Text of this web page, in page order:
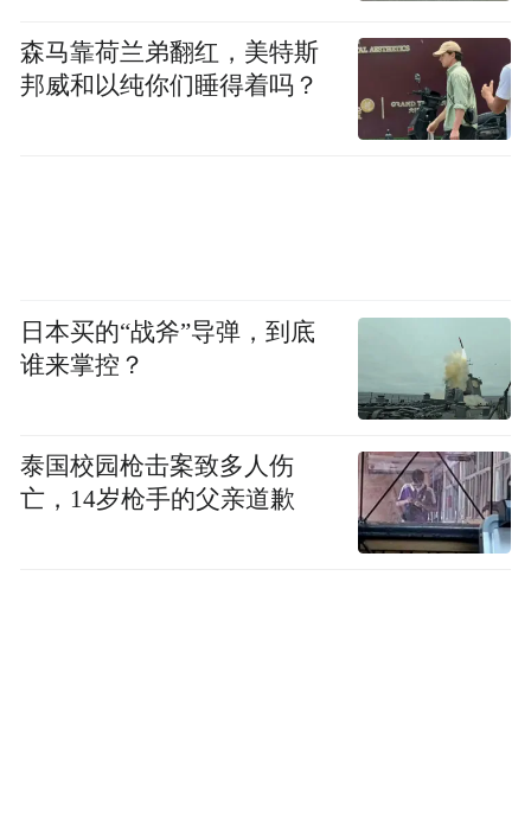
森马靠荷兰弟翻红，美特斯
邦威和以纯你们睡得着吗？
日本买的“战斧”导弹，到底
谁来掌控？
泰国校园枪击案致多人伤
亡，14岁枪手的父亲道歉